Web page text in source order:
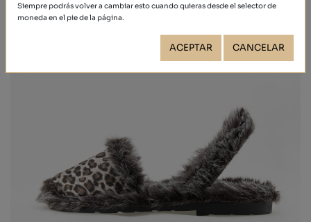
Siempre podrás volver a cambiar esto cuando quieras desde el selector de
moneda en el pie de la página.
ACEPTAR CANCELAR